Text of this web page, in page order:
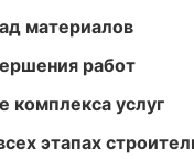
материалов
работ
комплекса услуг
этапах